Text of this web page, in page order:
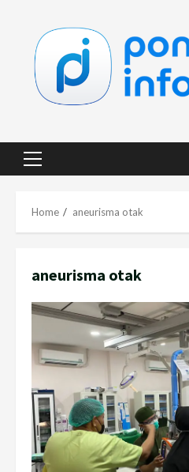
content
Primary
Home aneurisma otak
aneurisma otak